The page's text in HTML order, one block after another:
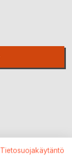
Tietosuojakäytäntö